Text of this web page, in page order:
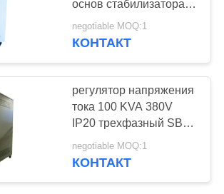
основ стабилизатора
напряжения тока KVA
трехфазный
negotiable MOQ:1
КОНТАКТ
регулятор напряжения
тока 100 KVA 380V
IP20 трехфазный SBW
для кондиционера
negotiable MOQ:1
КОНТАКТ